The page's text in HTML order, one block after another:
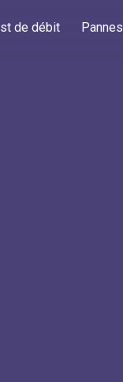
de débit Pannes